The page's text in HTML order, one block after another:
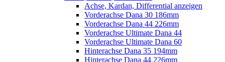
Achse, Kardan, Differential anzeigen
Vorderachse Dana 30 186mm
Vorderachse Dana 44 226mm
Vorderachse Ultimate Dana 44
Vorderachse Ultimate Dana 60
Hinterachse Dana 35 194mm
Hinterachse Dana 44 226mm